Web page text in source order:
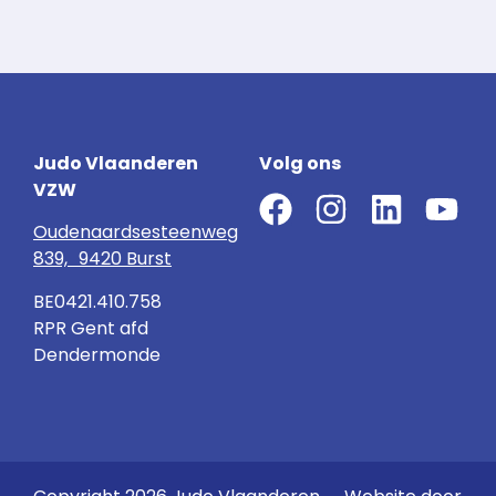
Judo Vlaanderen
VZW
Oudenaardsesteenweg
839, 9420 Burst
BE0421.410.758
RPR Gent afd
Dendermonde
Volg ons